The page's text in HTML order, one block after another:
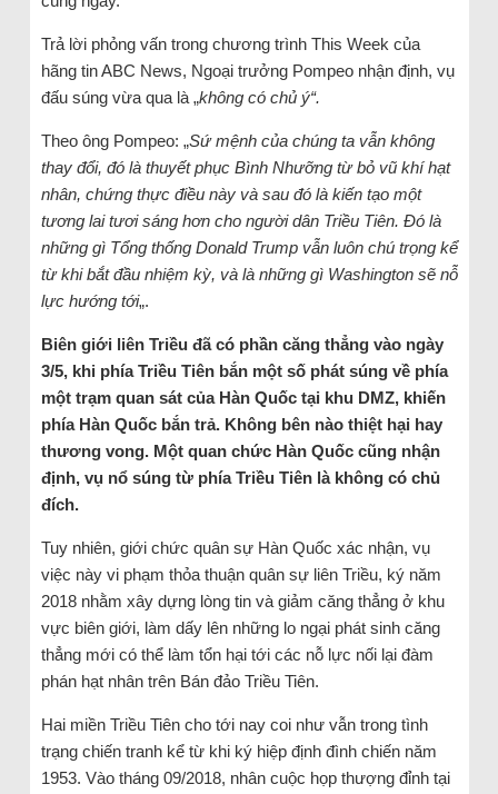
Trả lời phỏng vấn trong chương trình This Week của
hãng tin ABC News, Ngoại trưởng Pompeo nhận định, vụ
đấu súng vừa qua là „không có chủ ý“.
Theo ông Pompeo: „Sứ mệnh của chúng ta vẫn không
thay đổi, đó là thuyết phục Bình Nhưỡng từ bỏ vũ khí hạt
nhân, chứng thực điều này và sau đó là kiến tạo một
tương lai tươi sáng hơn cho người dân Triều Tiên. Đó là
những gì Tổng thống Donald Trump vẫn luôn chú trọng kể
từ khi bắt đầu nhiệm kỳ, và là những gì Washington sẽ nỗ
lực hướng tới„.
Biên giới liên Triều đã có phần căng thẳng vào ngày
3/5, khi phía Triều Tiên bắn một số phát súng về phía
một trạm quan sát của Hàn Quốc tại khu DMZ, khiến
phía Hàn Quốc bắn trả. Không bên nào thiệt hại hay
thương vong. Một quan chức Hàn Quốc cũng nhận
định, vụ nổ súng từ phía Triều Tiên là không có chủ
đích.
Tuy nhiên, giới chức quân sự Hàn Quốc xác nhận, vụ
việc này vi phạm thỏa thuận quân sự liên Triều, ký năm
2018 nhằm xây dựng lòng tin và giảm căng thẳng ở khu
vực biên giới, làm dấy lên những lo ngại phát sinh căng
thẳng mới có thể làm tổn hại tới các nỗ lực nối lại đàm
phán hạt nhân trên Bán đảo Triều Tiên.
Hai miền Triều Tiên cho tới nay coi như vẫn trong tình
trạng chiến tranh kể từ khi ký hiệp định đình chiến năm
1953. Vào tháng 09/2018, nhân cuộc họp thượng đỉnh tại